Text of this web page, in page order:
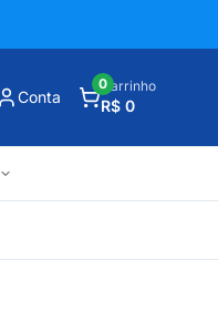
Conta
Carrinho
R$ 0
0